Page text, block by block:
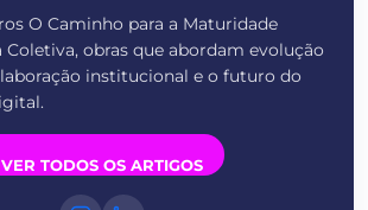
O Caminho para a Maturidade
obras que abordam evolução
institucional e o futuro do
VER TODOS OS ARTIGOS